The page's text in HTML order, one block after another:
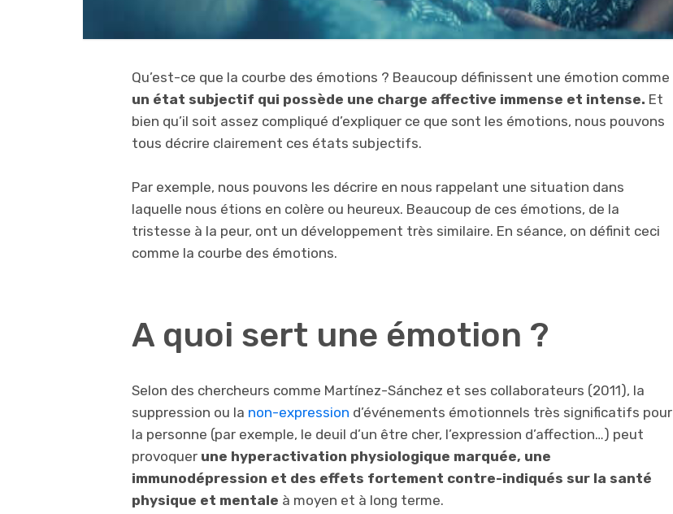
Qu’est-ce que la courbe des émotions ? Beaucoup définissent une émotion comme
un état subjectif qui possède une charge affective immense et intense. Et
bien qu’il soit assez compliqué d’expliquer ce que sont les émotions, nous pouvons
tous décrire clairement ces états subjectifs.
Par exemple, nous pouvons les décrire en nous rappelant une situation dans
laquelle nous étions en colère ou heureux. Beaucoup de ces émotions, de la
tristesse à la peur, ont un développement très similaire. En séance, on définit ceci
comme la courbe des émotions.
A quoi sert une émotion ?
Selon des chercheurs comme Martínez-Sánchez et ses collaborateurs (2011), la
suppression ou la non-expression d’événements émotionnels très significatifs pour
la personne (par exemple, le deuil d’un être cher, l’expression d’affection…) peut
provoquer une hyperactivation physiologique marquée, une
immunodépression et des effets fortement contre-indiqués sur la santé
physique et mentale à moyen et à long terme.